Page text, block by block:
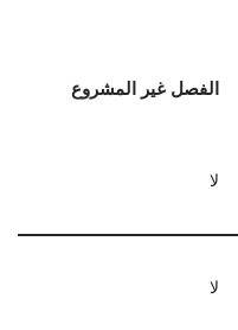
الفصل غير المشروع
لا
لا